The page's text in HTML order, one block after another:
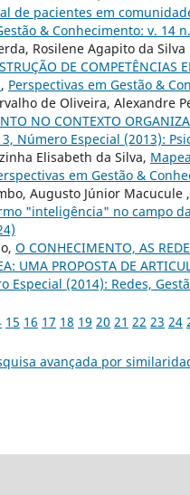
de pacientes em
& Conhecimento: v. 14
Rosilene Agapito da Silva
DE COMPETÊNCIAS
, Perspectivas em Gestão &
de Oliveira, Alexandre
NO CONTEXTO
Número Especial (2013):
Elisabeth da Silva,
em Gestão &
Augusto Júnior
"inteligência" no campo
O CONHECIMENTO, AS
UMA PROPOSTA DE
Especial (2014): Redes,
15 16 17 18 19 20 21 22 23 24
avançada por